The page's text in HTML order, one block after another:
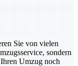
Sie von vielen
sondern
Umzug noch